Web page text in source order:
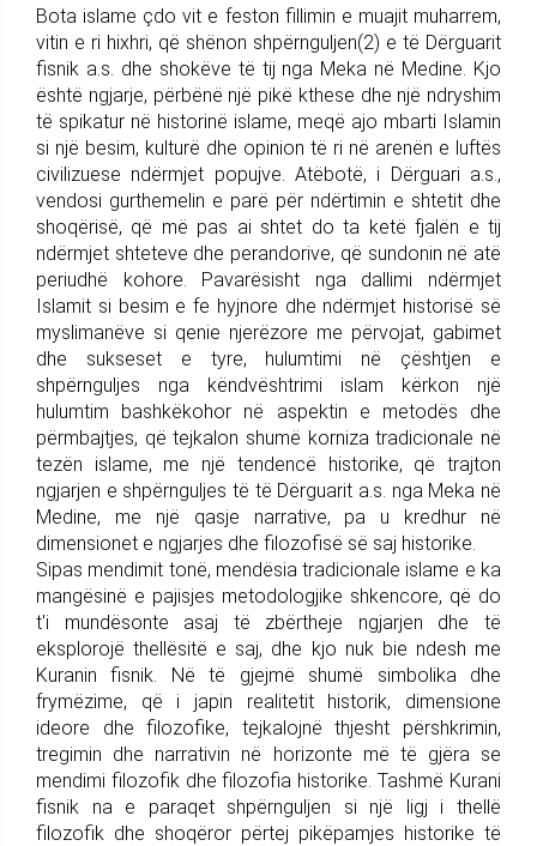
Bota islame çdo vit e feston fillimin e muajit muharrem,
vitin e ri hixhri, që shënon shpërnguljen(2) e të Dërguarit
fisnik a.s. dhe shokëve të tij nga Meka në Medine. Kjo
është ngjarje, përbënë një pikë kthese dhe një ndryshim
të spikatur në historinë islame, meqë ajo mbarti Islamin
si një besim, kulturë dhe opinion të ri në arenën e luftës
civilizuese ndërmjet popujve. Atëbotë, i Dërguari a.s.,
vendosi gurthemelin e parë për ndërtimin e shtetit dhe
shoqërisë, që më pas ai shtet do ta ketë fjalën e tij
ndërmjet shteteve dhe perandorive, që sundonin në atë
periudhë kohore. Pavarësisht nga dallimi ndërmjet
Islamit si besim e fe hyjnore dhe ndërmjet historisë së
myslimanëve si qenie njerëzore me përvojat, gabimet
dhe sukseset e tyre, hulumtimi në çështjen e
shpërnguljes nga këndvështrimi islam kërkon një
hulumtim bashkëkohor në aspektin e metodës dhe
përmbajtjes, që tejkalon shumë korniza tradicionale në
tezën islame, me një tendencë historike, që trajton
ngjarjen e shpërnguljes të të Dërguarit a.s. nga Meka në
Medine, me një qasje narrative, pa u kredhur në
dimensionet e ngjarjes dhe filozofisë së saj historike.
Sipas mendimit tonë, mendësia tradicionale islame e ka
mangësinë e pajisjes metodologjike shkencore, që do
t'i mundësonte asaj të zbërtheje ngjarjen dhe të
eksplorojë thellësitë e saj, dhe kjo nuk bie ndesh me
Kuranin fisnik. Në të gjejmë shumë simbolika dhe
frymëzime, që i japin realitetit historik, dimensione
ideore dhe filozofike, tejkalojnë thjesht përshkrimin,
tregimin dhe narrativin në horizonte më të gjëra se
mendimi filozofik dhe filozofia historike. Tashmë Kurani
fisnik na e paraqet shpërnguljen si një ligj i thellë
filozofik dhe shoqëror përtej pikëpamjes historike të